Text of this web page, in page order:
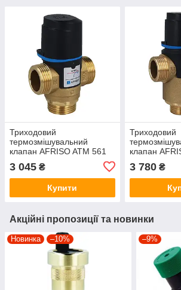
Триходовий
термозмішувальний
клапан AFRISO ATM 561
3 045 ₴
Купити
Триходовий
клапан
3 780₴
Акційні пропозиції та новинки
Новинка –10% –9%